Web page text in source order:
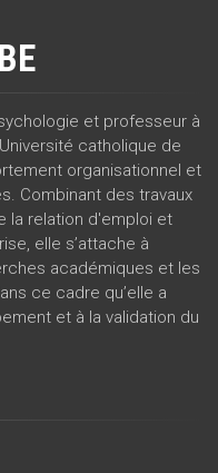
et professeur à
catholique de
organisationnel et
Combinant des travaux
la relation d'emploi et
elle s’attache à
académiques et les
ce cadre qu’elle a
et à la validation du